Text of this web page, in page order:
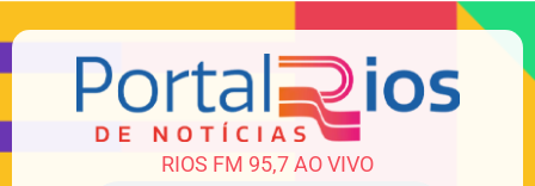
RIOS FM 95,7 AO VIVO